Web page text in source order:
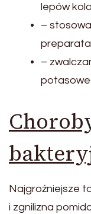
lepów
–
–
Najgroźniejsze
i zgnilizna